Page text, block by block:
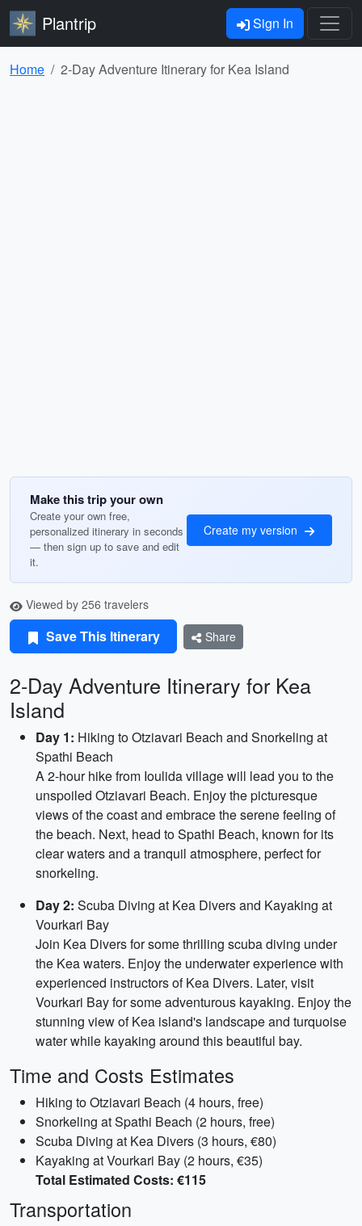
Plantrip Sign In
Home 2-Day Adventure Itinerary for Kea Island
Make this trip your own
Create your own free,
personalized itinerary in seconds
— then sign up to save and edit
it.
Create my version
Viewed by 256 travelers
Save This Itinerary Share
2-Day Adventure Itinerary for Kea
Island
Day 1: Hiking to Otziavari Beach and Snorkeling at
Spathi Beach
A 2-hour hike from Ioulida village will lead you to the
unspoiled Otziavari Beach. Enjoy the picturesque
views of the coast and embrace the serene feeling of
the beach. Next, head to Spathi Beach, known for its
clear waters and a tranquil atmosphere, perfect for
snorkeling.
Day 2: Scuba Diving at Kea Divers and Kayaking at
Vourkari Bay
Join Kea Divers for some thrilling scuba diving under
the Kea waters. Enjoy the underwater experience with
experienced instructors of Kea Divers. Later, visit
Vourkari Bay for some adventurous kayaking. Enjoy the
stunning view of Kea island's landscape and turquoise
water while kayaking around this beautiful bay.
Time and Costs Estimates
Hiking to Otziavari Beach (4 hours, free)
Snorkeling at Spathi Beach (2 hours, free)
Scuba Diving at Kea Divers (3 hours, €80)
Kayaking at Vourkari Bay (2 hours, €35)
Total Estimated Costs: €115
Transportation